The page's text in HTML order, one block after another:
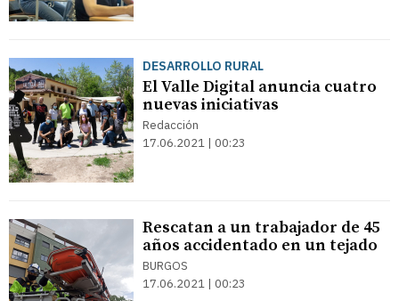
DESARROLLO RURAL
El Valle Digital anuncia cuatro
nuevas iniciativas
Redacción
17.06.2021 | 00:23
Rescatan a un trabajador de 45
años accidentado en un tejado
BURGOS
17.06.2021 | 00:23